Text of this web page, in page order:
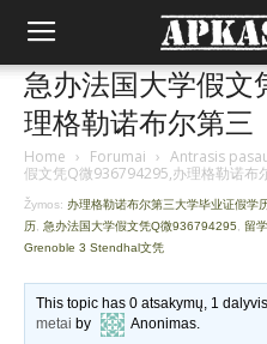
急办法国大学假文
理格勒诺布尔第三
Home › Forumai › Antrasis
假文凭Q微936794295,办理格勒诺布
Žymos: 办理格勒诺布尔第三大学毕业证假学
历 急办法国大学假文凭Q微936794295
留
Grenoble 3 Stendhal文凭
This topic has 0 atsakymų, 1
metai by Anonimas.